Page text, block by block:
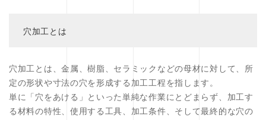
穴加工とは
穴加工とは、金属、樹脂、セラミックなどの母材に対して、所
定の形状や寸法の穴を形成する加工工程を指します。
単に「穴をあける」といった単純な作業にとどまらず、加工す
る材料の特性、使用する工具、加工条件、そして最終的な穴の